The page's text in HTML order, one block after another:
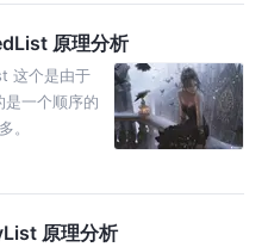
原理分析
这个是由于
是一个顺序的
。
原理分析